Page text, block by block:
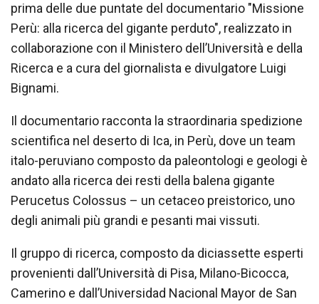
prima delle due puntate del documentario "Missione
Perù: alla ricerca del gigante perduto", realizzato in
collaborazione con il Ministero dell’Università e della
Ricerca e a cura del giornalista e divulgatore Luigi
Bignami.
Il documentario racconta la straordinaria spedizione
scientifica nel deserto di Ica, in Perù, dove un team
italo-peruviano composto da paleontologi e geologi è
andato alla ricerca dei resti della balena gigante
Perucetus Colossus – un cetaceo preistorico, uno
degli animali più grandi e pesanti mai vissuti.
Il gruppo di ricerca, composto da diciassette esperti
provenienti dall’Università di Pisa, Milano-Bicocca,
Camerino e dall’Universidad Nacional Mayor de San